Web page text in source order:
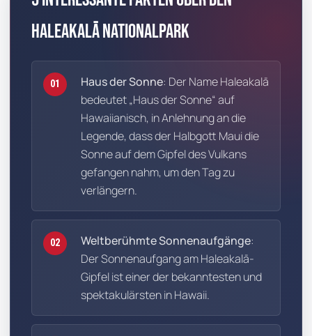
Haleakalā Nationalpark
01 Haus der Sonne: Der Name Haleakalā
bedeutet „Haus der Sonne“ auf
Hawaiianisch, in Anlehnung an die
Legende, dass der Halbgott Maui die
Sonne auf dem Gipfel des Vulkans
gefangen nahm, um den Tag zu
verlängern.
02 Weltberühmte Sonnenaufgänge:
Der Sonnenaufgang am Haleakalā-
Gipfel ist einer der bekanntesten und
spektakulärsten in Hawaii.